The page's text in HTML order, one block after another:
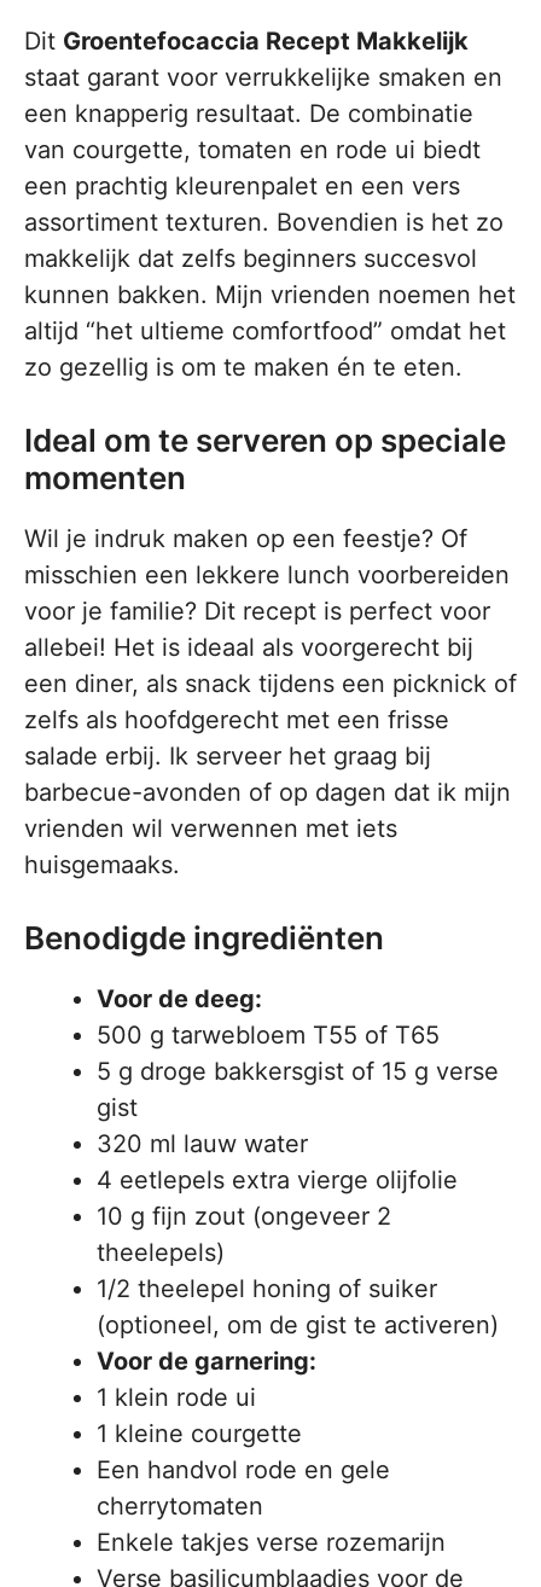
Dit Groentefocaccia Recept Makkelijk
staat garant voor verrukkelijke smaken en
een knapperig resultaat. De combinatie
van courgette, tomaten en rode ui biedt
een prachtig kleurenpalet en een vers
assortiment texturen. Bovendien is het zo
makkelijk dat zelfs beginners succesvol
kunnen bakken. Mijn vrienden noemen het
altijd “het ultieme comfortfood” omdat het
zo gezellig is om te maken én te eten.
Ideal om te serveren op speciale
momenten
Wil je indruk maken op een feestje? Of
misschien een lekkere lunch voorbereiden
voor je familie? Dit recept is perfect voor
allebei! Het is ideaal als voorgerecht bij
een diner, als snack tijdens een picknick of
zelfs als hoofdgerecht met een frisse
salade erbij. Ik serveer het graag bij
barbecue-avonden of op dagen dat ik mijn
vrienden wil verwennen met iets
huisgemaaks.
Benodigde ingrediënten
Voor de deeg:
500 g tarwebloem T55 of T65
5 g droge bakkersgist of 15 g verse
gist
320 ml lauw water
4 eetlepels extra vierge olijfolie
10 g fijn zout (ongeveer 2
theelepels)
1/2 theelepel honing of suiker
(optioneel, om de gist te activeren)
Voor de garnering:
1 klein rode ui
1 kleine courgette
Een handvol rode en gele
cherrytomaten
Enkele takjes verse rozemarijn
Verse basilicumblaadjes voor de